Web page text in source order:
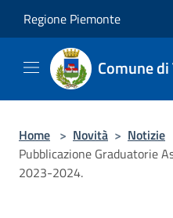
Regione Piemonte
Comune
Home > Novità > Notizie
Pubblicazione Graduatorie
2023-2024.